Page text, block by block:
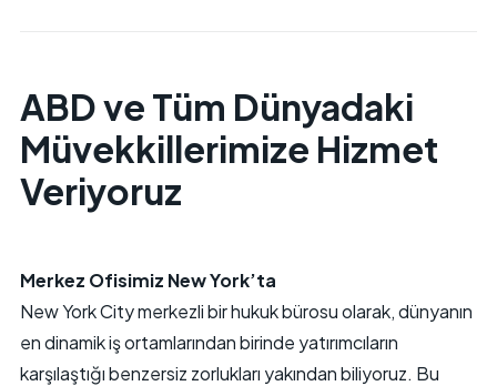
ABD ve Tüm Dünyadaki
Müvekkillerimize Hizmet
Veriyoruz
Merkez Ofisimiz New York’ta
New York City merkezli bir hukuk bürosu olarak, dünyanın
en dinamik iş ortamlarından birinde yatırımcıların
karşılaştığı benzersiz zorlukları yakından biliyoruz. Bu